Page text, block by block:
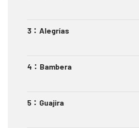
3 ： Alegrías
4 ： Bambera
5 ： Guajira